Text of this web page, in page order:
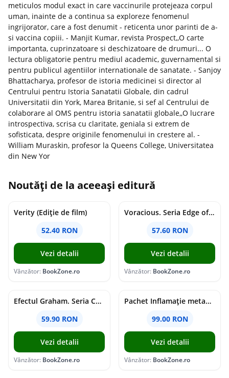
meticulos modul exact in care vaccinurile protejeaza corpul
uman, inainte de a continua sa exploreze fenomenul
ingrijorator, care a fost denumit - reticenta unor parinti de a-
si vaccina copiii. - Manjit Kumar, revista Prospect,,O carte
importanta, cuprinzatoare si deschizatoare de drumuri... O
lectura obligatorie pentru mediul academic, guvernamental si
pentru publicul agentiilor internationale de sanatate. - Sanjoy
Bhattacharya, profesor de istoria medicinei si director al
Centrului pentru Istoria Sanatatii Globale, din cadrul
Universitatii din York, Marea Britanie, si sef al Centrului de
colaborare al OMS pentru istoria sanatatii globale,,O lucrare
introspectiva, scrisa cu claritate, geniala si extrem de
sofisticata, despre originile fenomenului in crestere al. -
William Muraskin, profesor la Queens College, Universitatea
din New Yor
Noutăți de la aceeași editură
Verity (Ediție de film)
52.40 RON
Vezi detalii
Vânzător: BookZone.ro
Voracious. Seria Edge of Darkness Vol.2
57.60 RON
Vezi detalii
Vânzător: BookZone.ro
Efectul Graham. Seria Campus Diaries Vol.1
59.90 RON
Vezi detalii
Vânzător: BookZone.ro
Pachet Inflamație metabolism și creier
99.00 RON
Vezi detalii
Vânzător: BookZone.ro